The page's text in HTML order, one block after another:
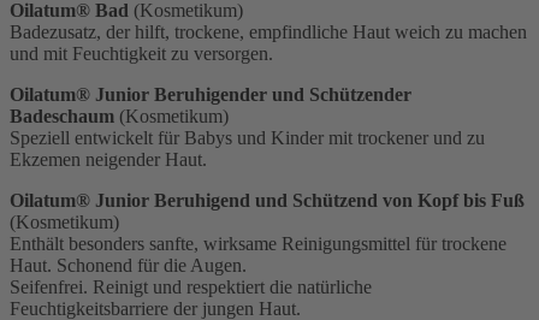
Oilatum® Bad (Kosmetikum)
Badezusatz, der hilft, trockene, empfindliche Haut weich zu machen
und mit Feuchtigkeit zu versorgen.
Oilatum® Junior Beruhigender und Schützender
Badeschaum (Kosmetikum)
Speziell entwickelt für Babys und Kinder mit trockener und zu
Ekzemen neigender Haut.
Oilatum® Junior Beruhigend und Schützend von Kopf bis Fuß
(Kosmetikum)
Enthält besonders sanfte, wirksame Reinigungsmittel für trockene
Haut. Schonend für die Augen.
Seifenfrei. Reinigt und respektiert die natürliche
Feuchtigkeitsbarriere der jungen Haut.